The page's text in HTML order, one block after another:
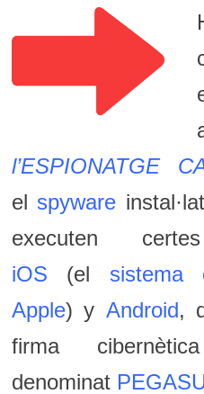
l’ESPIONATGE
el spyware
executen
iOS (el sistema
Apple) y Android,
firma
denominat